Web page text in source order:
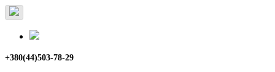
+380(44)503-78-29